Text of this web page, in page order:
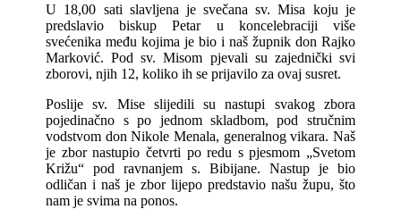
U 18,00 sati slavljena je svečana sv. Misa koju je
predslavio biskup Petar u koncelebraciji više
svećenika među kojima je bio i naš župnik don Rajko
Marković. Pod sv. Misom pjevali su zajednički svi
zborovi, njih 12, koliko ih se prijavilo za ovaj susret.
Poslije sv. Mise slijedili su nastupi svakog zbora
pojedinačno s po jednom skladbom, pod stručnim
vodstvom don Nikole Menala, generalnog vikara. Naš
je zbor nastupio četvrti po redu s pjesmom „Svetom
Križu“ pod ravnanjem s. Bibijane. Nastup je bio
odličan i naš je zbor lijepo predstavio našu župu, što
nam je svima na ponos.